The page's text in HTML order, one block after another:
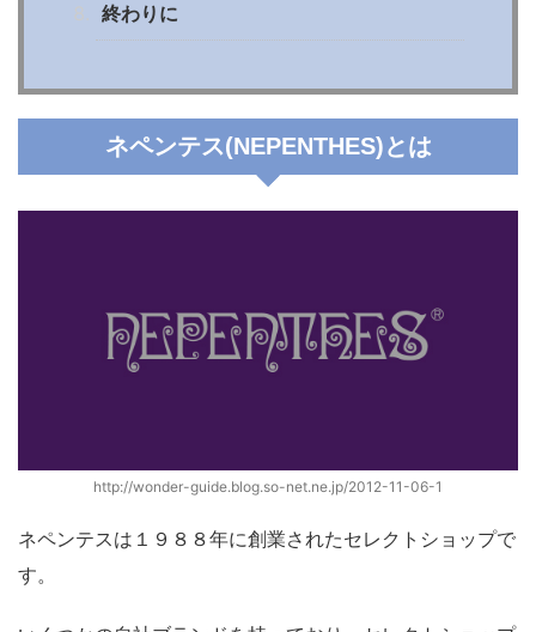
終わりに
ネペンテス(NEPENTHES)とは
http://wonder-guide.blog.so-net.ne.jp/2012-11-06-1
ネペンテスは１９８８年に創業されたセレクトショップで
す。